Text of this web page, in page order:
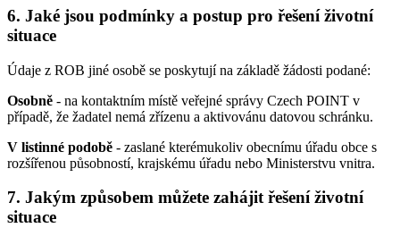
6. Jaké jsou podmínky a postup pro řešení životní
situace
Údaje z ROB jiné osobě se poskytují na základě žádosti podané:
Osobně - na kontaktním místě veřejné správy Czech POINT v
případě, že žadatel nemá zřízenu a aktivovánu datovou schránku.
V listinné podobě - zaslané kterémukoliv obecnímu úřadu obce s
rozšířenou působností, krajskému úřadu nebo Ministerstvu vnitra.
7. Jakým způsobem můžete zahájit řešení životní
situace